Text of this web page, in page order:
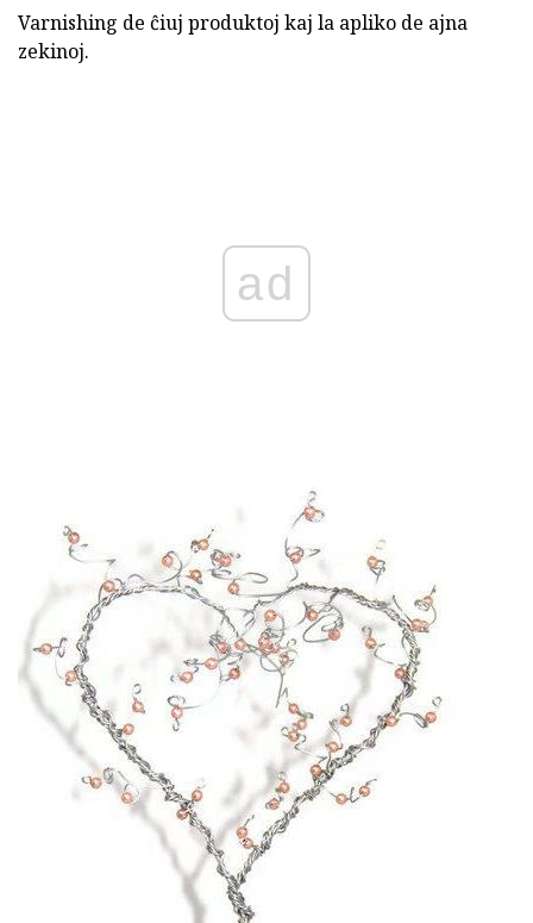
Varnishing de ĉiuj produktoj kaj la apliko de ajna
zekinoj.
ad